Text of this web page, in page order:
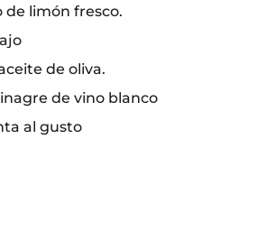
de limón fresco.
de oliva.
de vino blanco
al gusto